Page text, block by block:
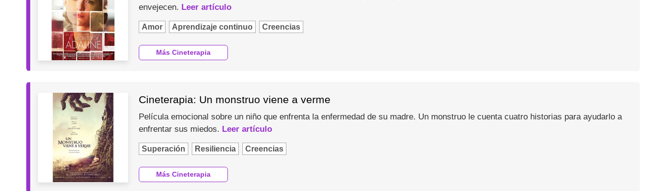
envejecen. Leer artículo
Amor Aprendizaje continuo Creencias
Más Cineterapia
Cineterapia: Un monstruo viene a verme
Película emocional sobre un niño que enfrenta la enfermedad de su madre. Un monstruo le cuenta cuatro historias para ayudarlo a
enfrentar sus miedos. Leer artículo
Superación Resiliencia Creencias
Más Cineterapia